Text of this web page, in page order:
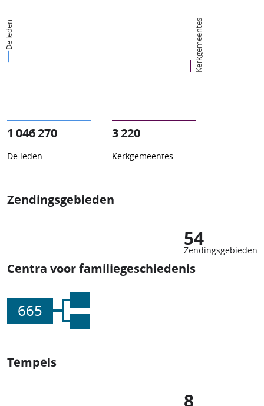
De leden Kerkgemeentes
1 046 270
De leden
3 220
Kerkgemeentes
Zendingsgebieden
54
Zendingsgebieden
Centra voor familiegeschiedenis
665
Tempels
8